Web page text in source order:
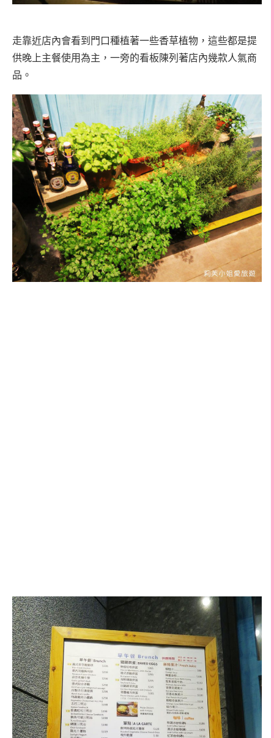
走靠近店內會看到門口種植著一些香草植物，這些都是提
供晚上主餐使用為主，一旁的看板陳列著店內幾款人氣商
品。